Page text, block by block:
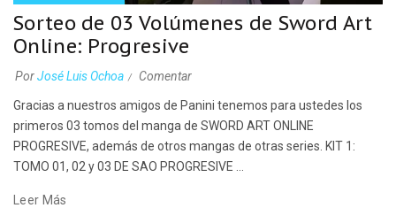
Sorteo de 03 Volúmenes de Sword Art
Online: Progresive
PorJosé Luis Ochoa Comentar
Gracias a nuestros amigos de Panini tenemos para ustedes los
primeros 03 tomos del manga de SWORD ART ONLINE
PROGRESIVE, además de otros mangas de otras series. KIT 1:
TOMO 01, 02 y 03 DE SAO PROGRESIVE ...
Leer Más